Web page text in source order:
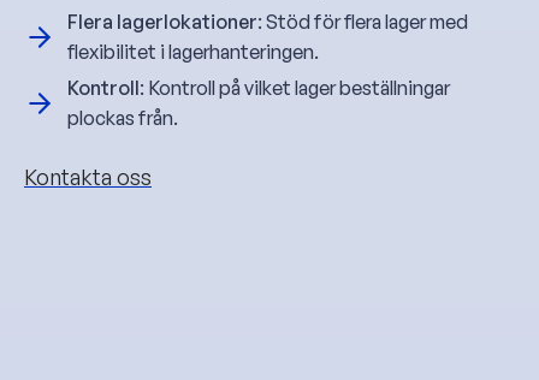
Flera lagerlokationer: Stöd för flera lager med
flexibilitet i lagerhanteringen.
Kontroll: Kontroll på vilket lager beställningar
plockas från.
Kontakta oss